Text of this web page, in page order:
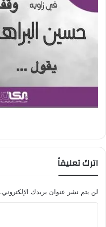
اترك تعليقاً
لن يتم نشر عنوان بريدك الإلكتروني.